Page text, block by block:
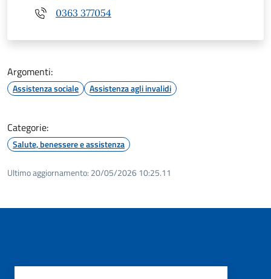
0363 377054
Argomenti:
Assistenza sociale Assistenza agli invalidi
Categorie:
Salute, benessere e assistenza
Ultimo aggiornamento: 20/05/2026 10:25.11